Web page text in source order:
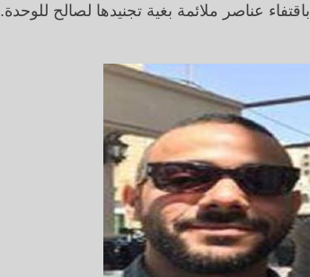
باقتفاء عناصر ملائمة بغية تجنيدها لصالح للوحدة.